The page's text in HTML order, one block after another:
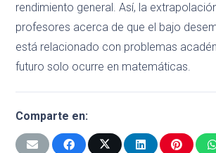
rendimiento general. Así, la
profesores acerca de que el bajo
está relacionado con problemas
futuro solo ocurre en matemáticas.
Comparte en: